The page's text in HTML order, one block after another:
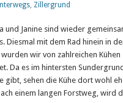
, Zillergrund
und Janine sind wieder
Diesmal mit dem Rad hinein in
wir von zahlreichen Kühen
Da es im hintersten
gibt, sehen die Kühe dort wohl
einem langen Forstweg, wird